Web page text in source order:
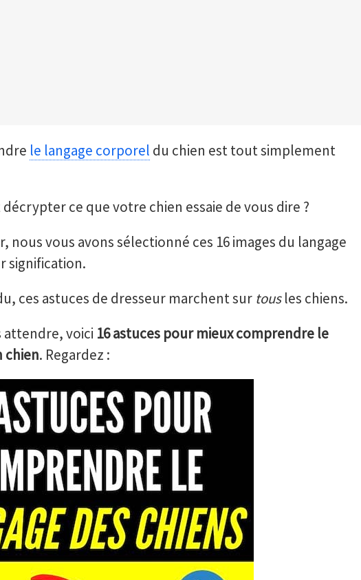
le langage corporel du chien est tout simplement
ce que votre chien essaie de vous dire ?
nous vous avons sélectionné ces 16 images du langage
signification.
ces astuces de dresseur marchent sur tousles chiens.
attendre, voici 16 astuces pour mieux comprendre le
chien. Regardez :